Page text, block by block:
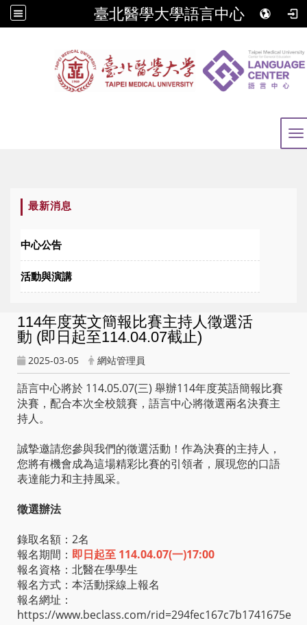
臺北醫學大學語言中心
最新消息
中心公告
活動與演講
114年度英文簡報比賽主持人徵選活
動 (即日起至114.04.07截止)
2025-03-05 網站管理員
語言中心將於 114.05.07(三) 舉辦114年度英語簡報比賽
決賽，配合本次全校競賽，語言中心將徵選兩名決賽主
持人。
誠摯邀請您參與我們的徵選活動！作為決賽的主持人，
您將有機會成為這場精彩比賽的引領者，展現您的口語
表達能力和主持風采。
徵選辦法
錄取名額：2名
報名期間： 即日起至 114.04.07(一)17:00
報名資格：北醫在學學生
報名方式：本活動採線上報名
報名網址：
https://www.beclass.com/rid=294fec167c7b1741675e